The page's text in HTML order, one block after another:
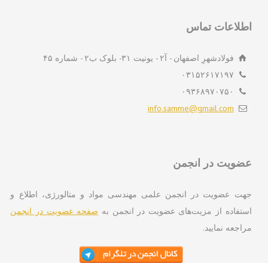
تماس
فولادشهرِ اصفهان - آ۲ - یونیت ۳۱- بلوک ب۲ - شماره ۴۵
۰۳۱۵۲۶۱۷۱۹۷
۰۹۳۶۸۹۷۰۷۵۰
info.samme@gmail.com
در انجمن
عضویت در انجمن علمی مهندسی مواد و متالورژی، اطلاع و
از مزیت‌های عضویت در انجمن بهصفحه عضویت در انجمن
نمایید.